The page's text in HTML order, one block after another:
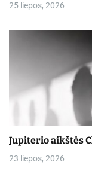
25 liepos, 2026
Jupiterio aikštės
23 liepos, 2026